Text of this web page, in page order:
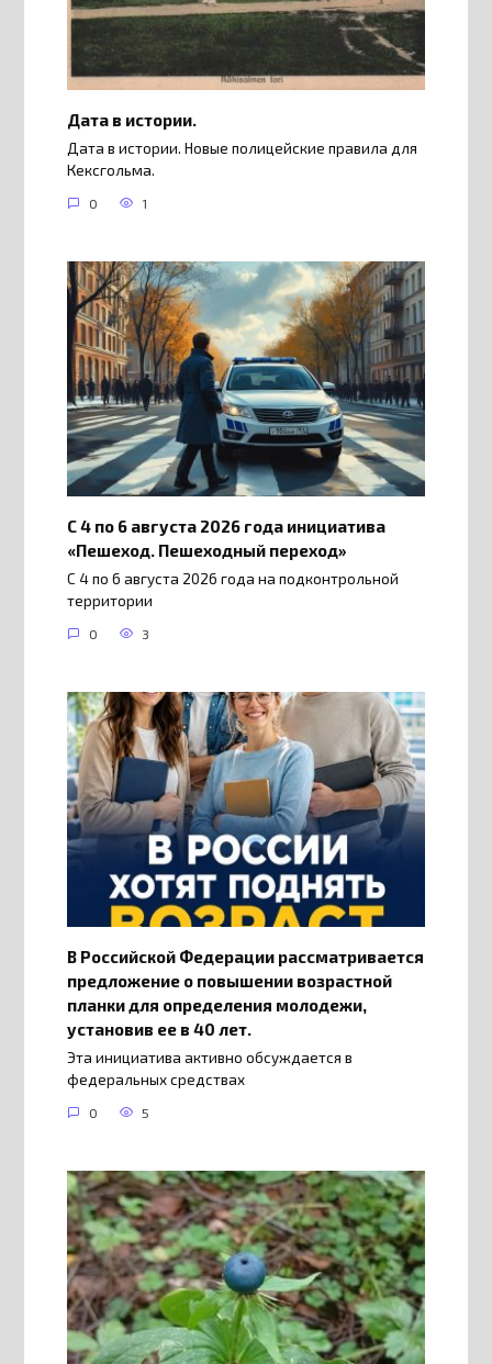
Дата в истории.
Дата в истории. Новые полицейские правила для
Кексгольма.
0 1
С 4 по 6 августа 2026 года инициатива
«Пешеход. Пешеходный переход»
С 4 по 6 августа 2026 года на подконтрольной
территории
0 3
В Российской Федерации рассматривается
предложение о повышении возрастной
планки для определения молодежи,
установив ее в 40 лет.
Эта инициатива активно обсуждается в
федеральных средствах
0 5